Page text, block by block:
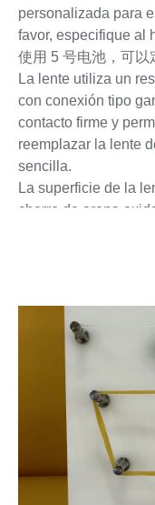
personalizada para
favor, especifique al
使用 5 号电池，可以
La lente utiliza un
con conexión tipo
contacto firme y
reemplazar la lente
sencilla.
La superficie de la
chorro de arena